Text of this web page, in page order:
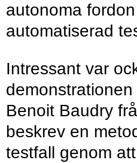
autonoma
automatiserad
Intressant var
Benoit Baudry
beskrev en
testfall genom